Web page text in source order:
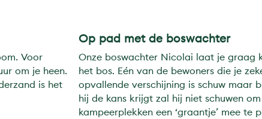
Voor
om je heen.
is het
Op pad met de boswachter
Onze boswachter Nicolai laat je graag
het bos. Eén van de bewoners die je
opvallende verschijning is schuw maar
hij de kans krijgt zal hij niet schuwen
kampeerplekken een ‘graantje’ mee te